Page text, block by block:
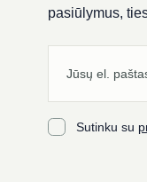
pasiūlymus,
Sutinku su